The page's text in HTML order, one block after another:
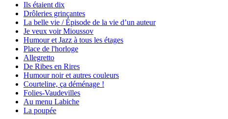
Ils étaient dix
Drôleries grinçantes
La belle vie / Épisode de la vie d’un auteur
Je veux voir Mioussov
Humour et Jazz à tous les étages
Place de l'horloge
Allegretto
De Ribes en Rires
Humour noir et autres couleurs
Courteline, ça déménage !
Folies-Vaudevilles
Au menu Labiche
La poupée